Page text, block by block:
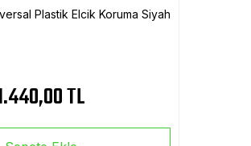
Plastik Elcik Koruma Siyah
TL